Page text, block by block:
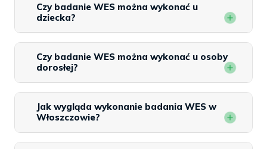
Czy badanie WES można wykonać u
dziecka?
Czy badanie WES można wykonać u osoby
dorosłej?
Jak wygląda wykonanie badania WES w
Włoszczowie?